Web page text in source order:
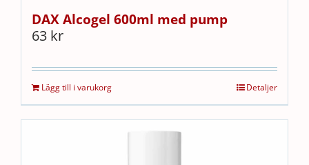
DAX Alcogel 600ml med pump
63 kr
Lägg till i varukorg Detaljer